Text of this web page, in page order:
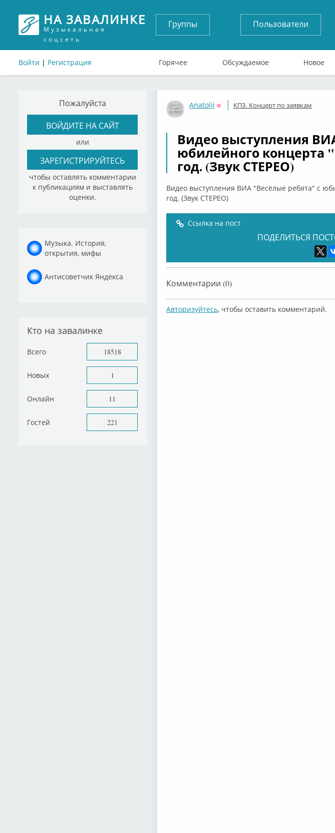
НА ЗАВАЛИНКЕ
Музыкальная
соцсеть
Войти | Регистрация
Группы Пользователи
Горячее Обсуждаемое Новое
Пожалуйста
ВОЙДИТЕ НА САЙТ
или
ЗАРЕГИСТРИРУЙТЕСЬ
чтобы оставлять комментарии
к публикациям и выставлять
оценки.
Музыка. История,
открытия, мифы
Антисоветчик Яндекса
Кто на завалинке
Всего 18518
Новых 1
Онлайн 11
Гостей 221
Anatolij
Оффлайн
КПЗ. Концерт по заявкам
Видео выступления
юбилейного концерта
год. (Звук СТЕРЕО)
Видео выступления ВИА "Весёлые ребята" с
год. (Звук СТЕРЕО)
Ссылка на пост
ПОДЕЛИТЬСЯ
Комментарии (0)
Авторизуйтесь, чтобы оставить комментарий.